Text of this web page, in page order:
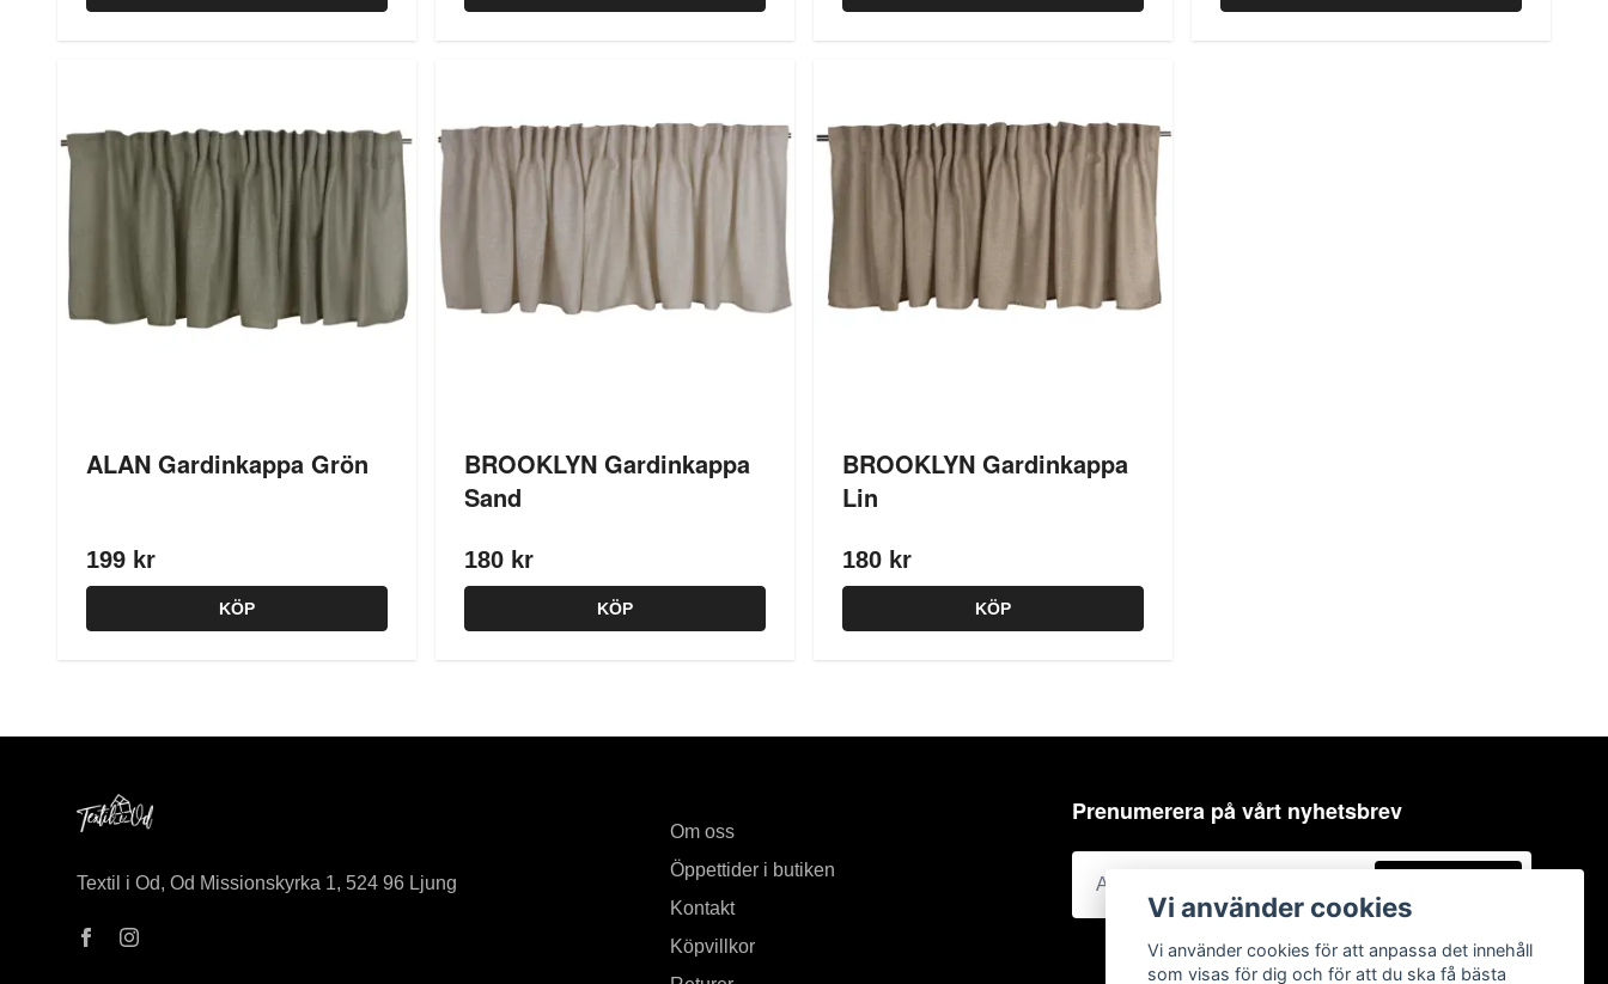
ALAN Gardinkappa Grön
199 kr
KÖP
BROOKLYN Gardinkappa
Sand
180 kr
KÖP
BROOKLYN Gardinkappa
Lin
180 kr
KÖP
Textil i Od, Od Missionskyrka 1, 524 96 Ljung
Om oss
Öppettider i butiken
Kontakt
Köpvillkor
Prenumerera på vårt nyhetsbrev
Vi använder cookies
Vi använder cookies för att anpassa det innehåll
som visas för dig och för att du ska få bästa